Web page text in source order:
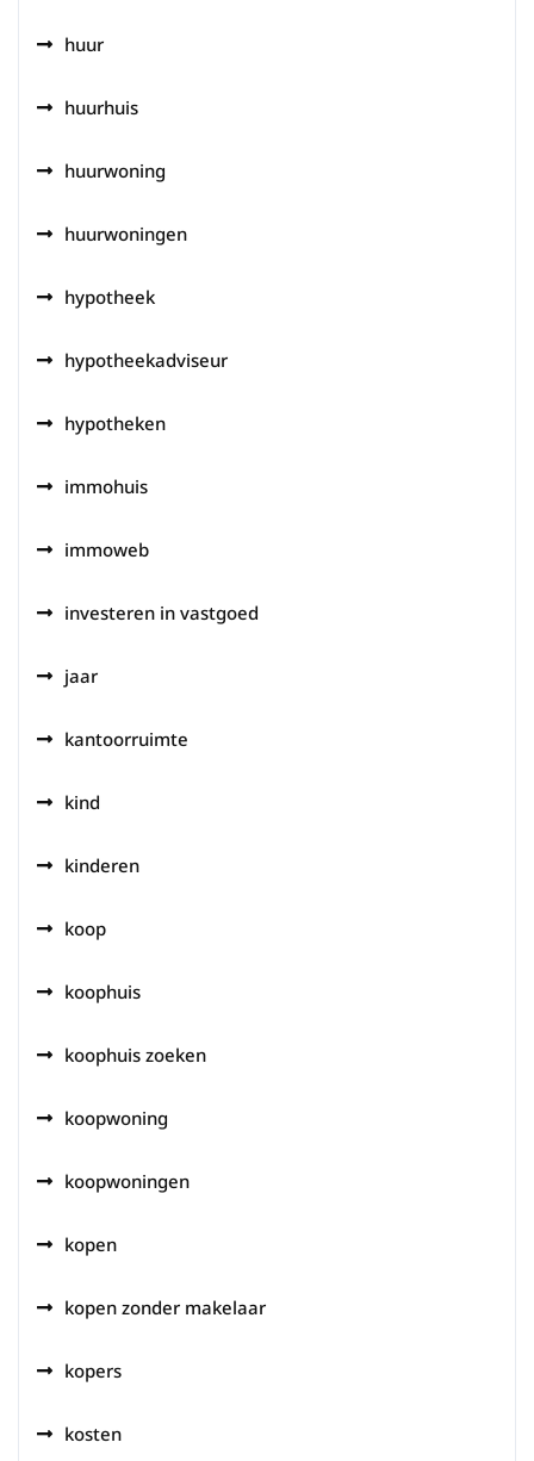
huur
huurhuis
huurwoning
huurwoningen
hypotheek
hypotheekadviseur
hypotheken
immohuis
immoweb
investeren in vastgoed
jaar
kantoorruimte
kind
kinderen
koop
koophuis
koophuis zoeken
koopwoning
koopwoningen
kopen
kopen zonder makelaar
kopers
kosten